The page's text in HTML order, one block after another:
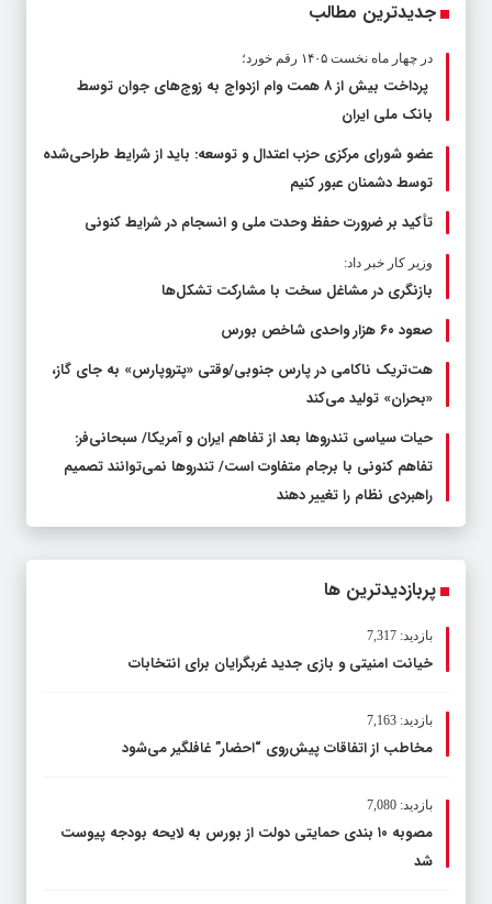
جدیدترین مطالب
در چهار ماه نخست ۱۴۰۵ رقم خورد؛
پرداخت بیش از ۸ همت وام ازدواج به زوج‌های جوان توسط
بانک ملی ایران
عضو شورای مرکزی حزب اعتدال و توسعه: باید از شرایط طراحی‌شده
توسط دشمنان عبور کنیم
تأکید بر ضرورت حفظ وحدت ملی و انسجام در شرایط کنونی
وزیر کار خبر داد:
بازنگری در مشاغل سخت با مشارکت تشکل‌ها
صعود ۶۰ هزار واحدی شاخص بورس
هت‌تریک ناکامی در پارس جنوبی/وقتی «پتروپارس» به جای گاز،
«بحران» تولید می‌کند
حیات سیاسی تندروها بعد از تفاهم ایران و آمریکا/ سبحانی‌فر:
تفاهم کنونی با برجام متفاوت است/ تندروها نمی‌توانند تصمیم
راهبردی نظام را تغییر دهند
پربازدیدترین ها
بازدید: 7,317
خیانت امنیتی و بازی جدید غربگرایان برای انتخابات
بازدید: 7,163
مخاطب از اتفاقات پیش‌روی “احضار” غافلگیر می‌شود
بازدید: 7,080
مصوبه ۱۰ بندی حمایتی دولت از بورس به لایحه بودجه پیوست
شد